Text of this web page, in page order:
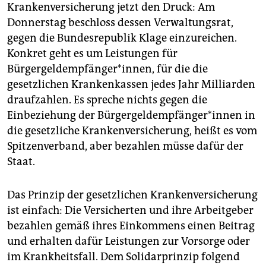
Krankenversicherung jetzt den Druck: Am
Donnerstag beschloss dessen Verwaltungsrat,
gegen die Bundesrepublik Klage einzureichen.
Konkret geht es um Leistungen für
Bürgergeldempfänger*innen, für die die
gesetzlichen Krankenkassen jedes Jahr Milliarden
draufzahlen. Es spreche nichts gegen die
Einbeziehung der Bür­ger­geld­emp­fän­ge­r*in­nen in
die gesetzliche Krankenversicherung, heißt es vom
Spitzenverband, aber bezahlen müsse dafür der
Staat.
Das Prinzip der gesetzlichen Krankenversicherung
ist einfach: Die Versicherten und ihre Arbeitgeber
bezahlen gemäß ihres Einkommens einen Beitrag
und erhalten dafür Leistungen zur Vorsorge oder
im Krankheitsfall. Dem Solidarprinzip folgend